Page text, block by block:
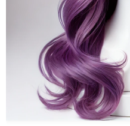
エステ
クリニック
コスメ・メイク
スキンケア
ダイエット
ネイル